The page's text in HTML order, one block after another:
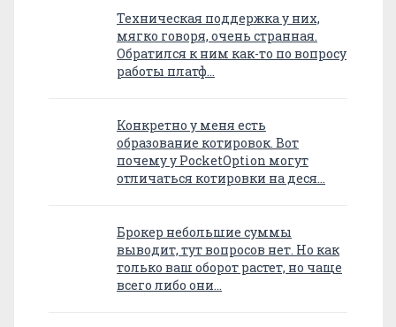
Техническая поддержка у них,
мягко говоря, очень странная.
Обратился к ним как-то по вопросу
работы платф…
Конкретно у меня есть
образование котировок. Вот
почему у PocketOption могут
отличаться котировки на деся…
Брокер небольшие суммы
выводит, тут вопросов нет. Но как
только ваш оборот растет, но чаще
всего либо они…